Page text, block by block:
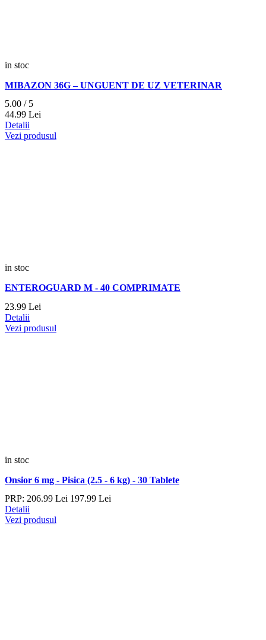
in stoc
MIBAZON 36G – UNGUENT DE UZ VETERINAR
5.00 / 5
44.99 Lei
Detalii
Vezi produsul
in stoc
ENTEROGUARD M - 40 COMPRIMATE
23.99 Lei
Detalii
Vezi produsul
in stoc
Onsior 6 mg - Pisica (2.5 - 6 kg) - 30 Tablete
PRP: 206.99 Lei 197.99 Lei
Detalii
Vezi produsul